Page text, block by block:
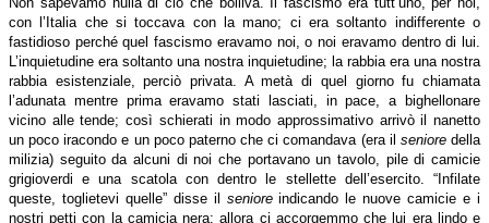
con l’Italia che si toccava con la mano; ci era soltanto indifferente o
fastidioso perché quel fascismo eravamo noi, o noi eravamo dentro di lui.
L’inquietudine era soltanto una nostra inquietudine; la rabbia era una nostra
rabbia esistenziale, perciò privata. A metà di quel giorno fu chiamata
l’adunata mentre prima eravamo stati lasciati, in pace, a bighellonare
vicino alle tende; così schierati in modo approssimativo arrivò il nanetto
un poco iracondo e un poco paterno che ci comandava (era il senioredella
milizia) seguito da alcuni di noi che portavano un tavolo, pile di camicie
grigioverdi e una scatola con dentro le stellette dell’esercito. “Infilate
queste, toglietevi quelle” disse il senioreindicando le nuove camicie e i
nostri petti con la camicia nera; allora ci accorgemmo che lui era lindo e